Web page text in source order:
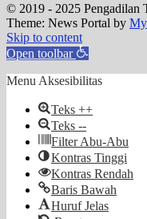
© 2019 - 2025 Pengadilan
Theme: News Portal by
Skip to content
Open toolbar
Menu Aksesibilitas
Teks ++
Teks --
Filter Abu-Abu
Kontras Tinggi
Kontras Rendah
Baris Bawah
Huruf Jelas